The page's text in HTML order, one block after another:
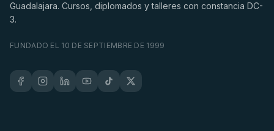
Guadalajara. Cursos, diplomados y talleres con constancia DC-
3.
FUNDADO EL 10 DE SEPTIEMBRE DE 1999